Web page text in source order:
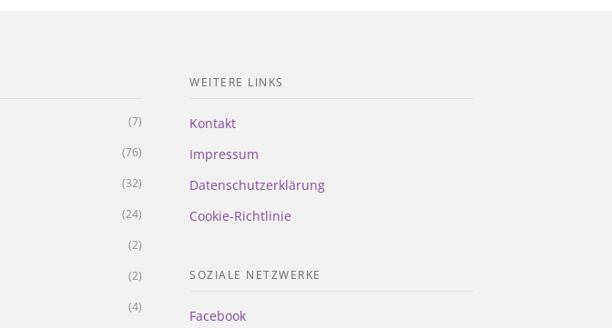
(7)
(76)
(32)
(24)
(2)
(2)
(4)
WEITERE LINKS
Kontakt
Impressum
Datenschutzerklärung
Cookie-Richtlinie
SOZIALE NETZWERKE
Facebook